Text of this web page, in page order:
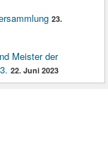
23.
Meister der
22. Juni 2023